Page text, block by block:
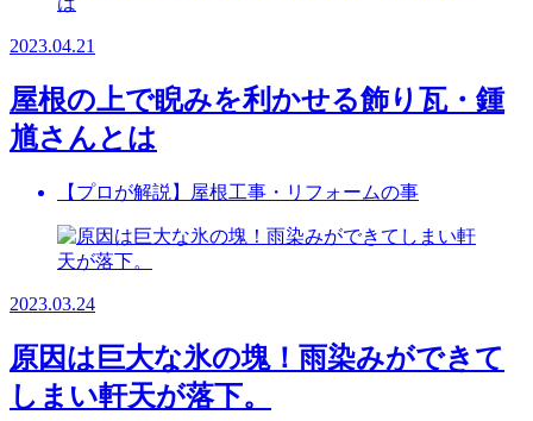
2023.04.21
屋根の上で睨みを利かせる飾り瓦・鍾
馗さんとは
【プロが解説】屋根工事・リフォームの事
2023.03.24
原因は巨大な氷の塊！雨染みができて
しまい軒天が落下。